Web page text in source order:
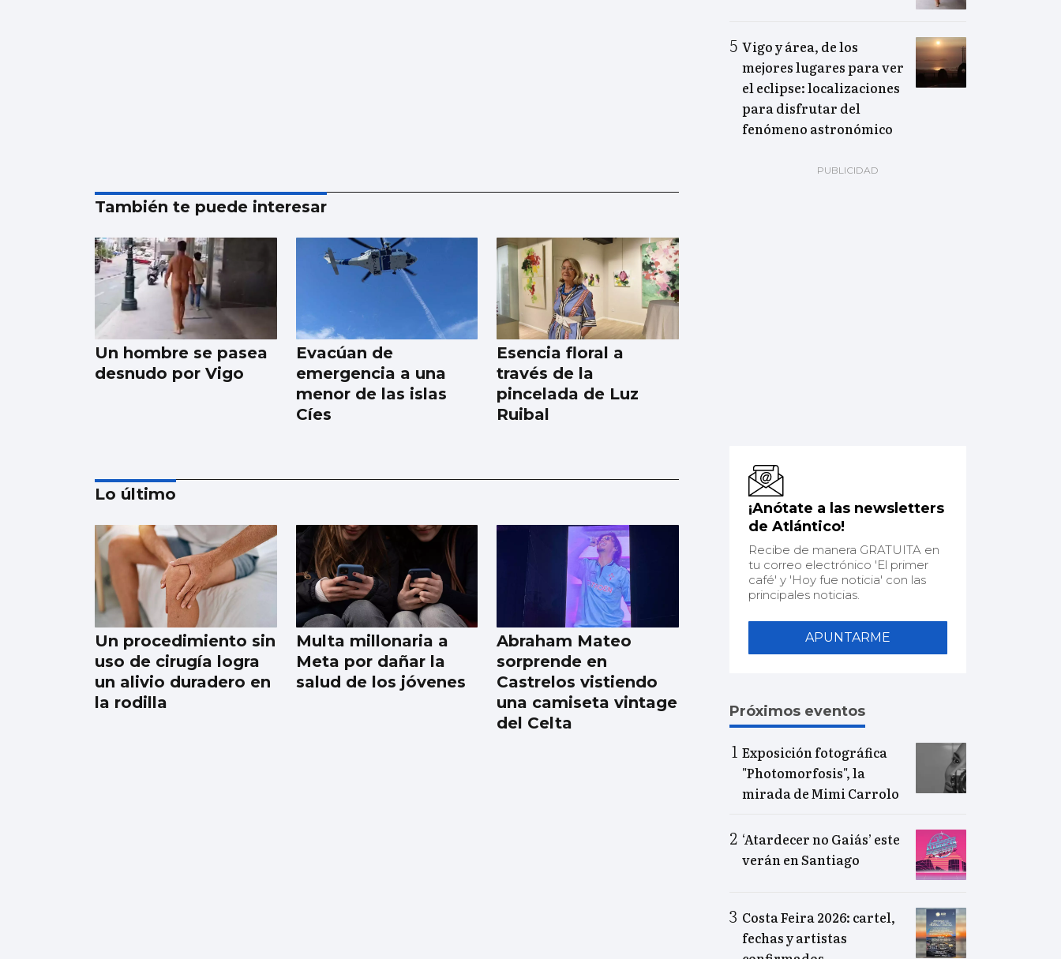
También te puede interesar
Un hombre se pasea
desnudo por Vigo
Evacúan de
emergencia a una
menor de las islas
Cíes
Esencia floral a
través de la
pincelada de Luz
Ruibal
Xanma Louro, de The
Rapants: “Sempre foi
complicado dicir que
tocamos. Somos un
guiso, abertos a
todo”
Lo último
Un procedimiento sin
uso de cirugía logra
un alivio duradero en
la rodilla
Multa millonaria a
Meta por dañar la
salud de los jóvenes
Abraham Mateo
sorprende en
Castrelos vistiendo
una camiseta vintage
del Celta
Vigo y área, de los
mejores lugares para ver
el eclipse: localizaciones
para disfrutar del
fenómeno astronómico
¡Anótate a las newsletters
de Atlántico!
Recibe de manera GRATUITA en
tu correo electrónico 'El primer
café' y 'Hoy fue noticia' con las
principales noticias.
APUNTARME
Próximos eventos
Exposición fotográfica
"Photomorfosis", la
mirada de Mimi Carrolo
‘Atardecer no Gaiás’ este
verán en Santiago
Costa Feira 2026: cartel,
fechas y artistas